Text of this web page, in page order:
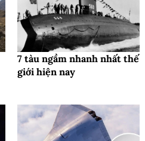
7 tàu ngầm nhanh nhất thế
giới hiện nay